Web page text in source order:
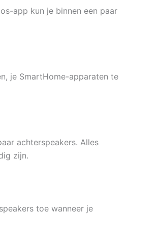
app kun je binnen een paar
je SmartHome-apparaten te
achterspeakers. Alles
zijn.
toe wanneer je